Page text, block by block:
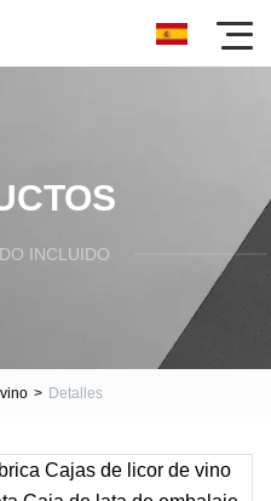
INCLUIDO
> Detalles